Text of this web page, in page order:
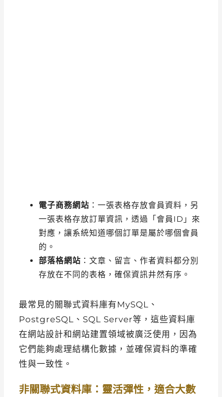
電子商務網站 ：一張表格存放會員資料，另
一張表格存放訂單資訊，透過「會員ID」來
對應，讓系統知道哪個訂單是屬於哪個會員
的。
部落格網站 ：文章、留言、作者資料都分別
存放在不同的表格，確保資訊井然有序。
最常見的關聯式資料庫有MySQL、
PostgreSQL、SQL Server等，這些資料庫
在網站設計和網站建置領域被廣泛使用，因為
它們能夠處理結構化數據，並確保資料的準確
性與一致性。
非關聯式資料庫：靈活彈性，適合大數